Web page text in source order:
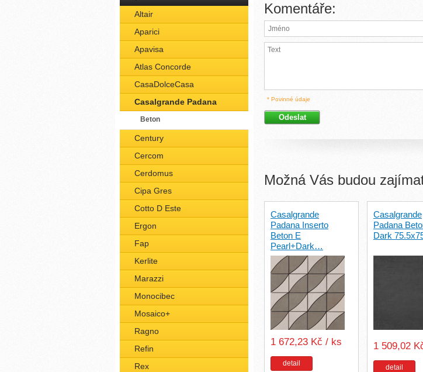
Altair
Aparici
Apavisa
Atlas Concorde
CasaDolceCasa
Casalgrande Padana
Beton
Century
Cercom
Cerdomus
Cipa Gres
Cotto D Este
Ergon
Fap
Kerlite
Marazzi
Monocibec
Mosaico+
Ragno
Refin
Rex
Komentáře:
* Povinné údaje
Možná Vás budou
Casalgrande
Padana Inserto
Beton E
Pearl+Dark…
1 672,23 Kč / ks
detail
Casalgrande
Padana
Dark
1 509,02
detail